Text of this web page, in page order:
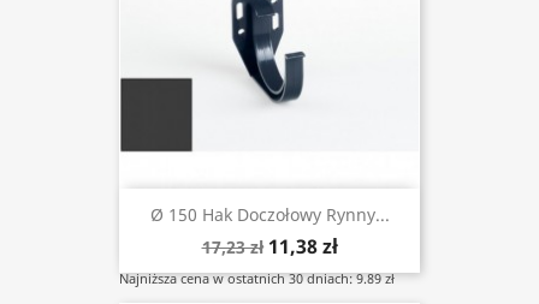
Ø 150 Hak Doczołowy Rynny...
17,23 zł 11,38 zł
Najniższa cena w ostatnich 30 dniach: 9.89 zł